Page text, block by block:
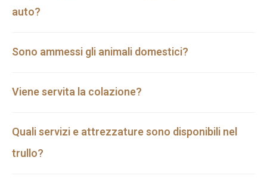
auto?
Sono ammessi gli animali domestici?
Viene servita la colazione?
Quali servizi e attrezzature sono disponibili nel
trullo?